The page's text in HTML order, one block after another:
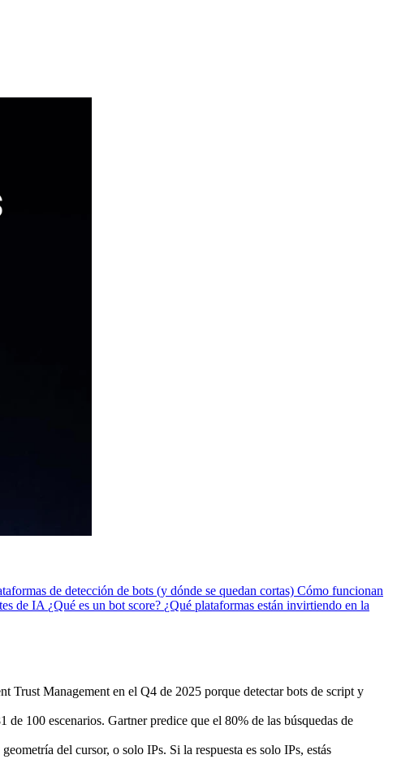
de detección de bots (y dónde se quedan cortas) Cómo funcionan
de IA ¿Qué es un bot score? ¿Qué plataformas están invirtiendo en la
Trust Management en el Q4 de 2025 porque detectar bots de script y
100 escenarios. Gartner predice que el 80% de las búsquedas de
del cursor, o solo IPs. Si la respuesta es solo IPs, estás